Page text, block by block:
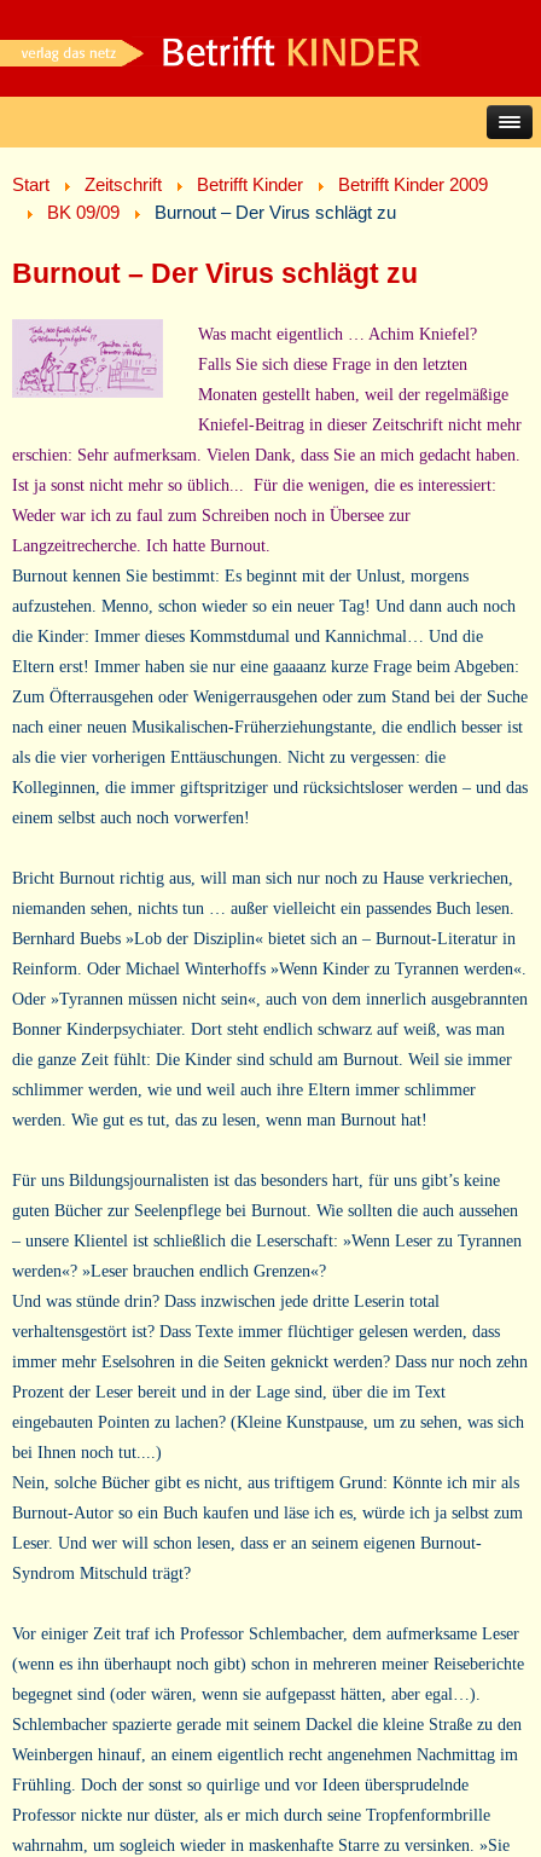
Start Zeitschrift Betrifft Kinder
Betrifft Kinder 2009
BK 09/09
Burnout – Der Virus schlägt zu
Burnout – Der Virus schlägt zu
Was macht eigentlich … Achim Kniefel?
Falls Sie sich diese Frage in den letzten
Monaten gestellt haben, weil der regelmäßige
Kniefel-Beitrag in dieser Zeitschrift nicht mehr
erschien: Sehr aufmerksam. Vielen Dank, dass Sie an mich gedacht haben.
Ist ja sonst nicht mehr so üblich... Für die wenigen, die es interessiert:
Weder war ich zu faul zum Schreiben noch in Übersee zur
Langzeitrecherche. Ich hatte Burnout.
Burnout kennen Sie bestimmt: Es beginnt mit der Unlust, morgens
aufzustehen. Menno, schon wieder so ein neuer Tag! Und dann auch noch
die Kinder: Immer dieses Kommstdumal und Kannichmal… Und die
Eltern erst! Immer haben sie nur eine gaaaanz kurze Frage beim Abgeben:
Zum Öfterrausgehen oder Wenigerrausgehen oder zum Stand bei der Suche
nach einer neuen Musikalischen-Früherziehungstante, die endlich besser ist
als die vier vorherigen Enttäuschungen. Nicht zu vergessen: die
Kolleginnen, die immer giftspritziger und rücksichtsloser werden – und das
einem selbst auch noch vorwerfen!
Bricht Burnout richtig aus, will man sich nur noch zu Hause verkriechen,
niemanden sehen, nichts tun … außer vielleicht ein passendes Buch lesen.
Bernhard Buebs »Lob der Disziplin« bietet sich an – Burnout-Literatur in
Reinform. Oder Michael Winterhoffs »Wenn Kinder zu Tyrannen werden«.
Oder »Tyrannen müssen nicht sein«, auch von dem innerlich ausgebrannten
Bonner Kinderpsychiater. Dort steht endlich schwarz auf weiß, was man
die ganze Zeit fühlt: Die Kinder sind schuld am Burnout. Weil sie immer
schlimmer werden, wie und weil auch ihre Eltern immer schlimmer
werden. Wie gut es tut, das zu lesen, wenn man Burnout hat!
Für uns Bildungsjournalisten ist das besonders hart, für uns gibt’s keine
guten Bücher zur Seelenpflege bei Burnout. Wie sollten die auch aussehen
– unsere Klientel ist schließlich die Leserschaft: »Wenn Leser zu Tyrannen
werden«? »Leser brauchen endlich Grenzen«?
Und was stünde drin? Dass inzwischen jede dritte Leserin total
verhaltensgestört ist? Dass Texte immer flüchtiger gelesen werden, dass
immer mehr Eselsohren in die Seiten geknickt werden? Dass nur noch zehn
Prozent der Leser bereit und in der Lage sind, über die im Text
eingebauten Pointen zu lachen? (Kleine Kunstpause, um zu sehen, was sich
bei Ihnen noch tut....)
Nein, solche Bücher gibt es nicht, aus triftigem Grund: Könnte ich mir als
Burnout-Autor so ein Buch kaufen und läse ich es, würde ich ja selbst zum
Leser. Und wer will schon lesen, dass er an seinem eigenen Burnout-
Syndrom Mitschuld trägt?
Vor einiger Zeit traf ich Professor Schlembacher, dem aufmerksame Leser
(wenn es ihn überhaupt noch gibt) schon in mehreren meiner Reiseberichte
begegnet sind (oder wären, wenn sie aufgepasst hätten, aber egal…).
Schlembacher spazierte gerade mit seinem Dackel die kleine Straße zu den
Weinbergen hinauf, an einem eigentlich recht angenehmen Nachmittag im
Frühling. Doch der sonst so quirlige und vor Ideen übersprudelnde
Professor nickte nur düster, als er mich durch seine Tropfenformbrille
wahrnahm, um sogleich wieder in maskenhafte Starre zu versinken. »Sie